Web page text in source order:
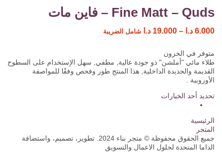
Fine Matt – Quds – فاين مات
6.000 د.ا –
19.000 د.ا شامل الضريبة
متوفر في الخزون
طلاء مائي "أملشن" ذو جودة عالية, مطفي, سهل الإستخدام على السطوح
القديمة والجديدة الداخلية, هذا المنتج طور وفحص وفقًا للمواصفة
الأوروبية .
تحديد أحد الخيارات
الرئيسية
المتجر
جميع الحقوق محفوظة © متجر بناء 2024. تطوير، تصميم، واستضافة
الداما المتحدة لحلول الاعمال والتسويق